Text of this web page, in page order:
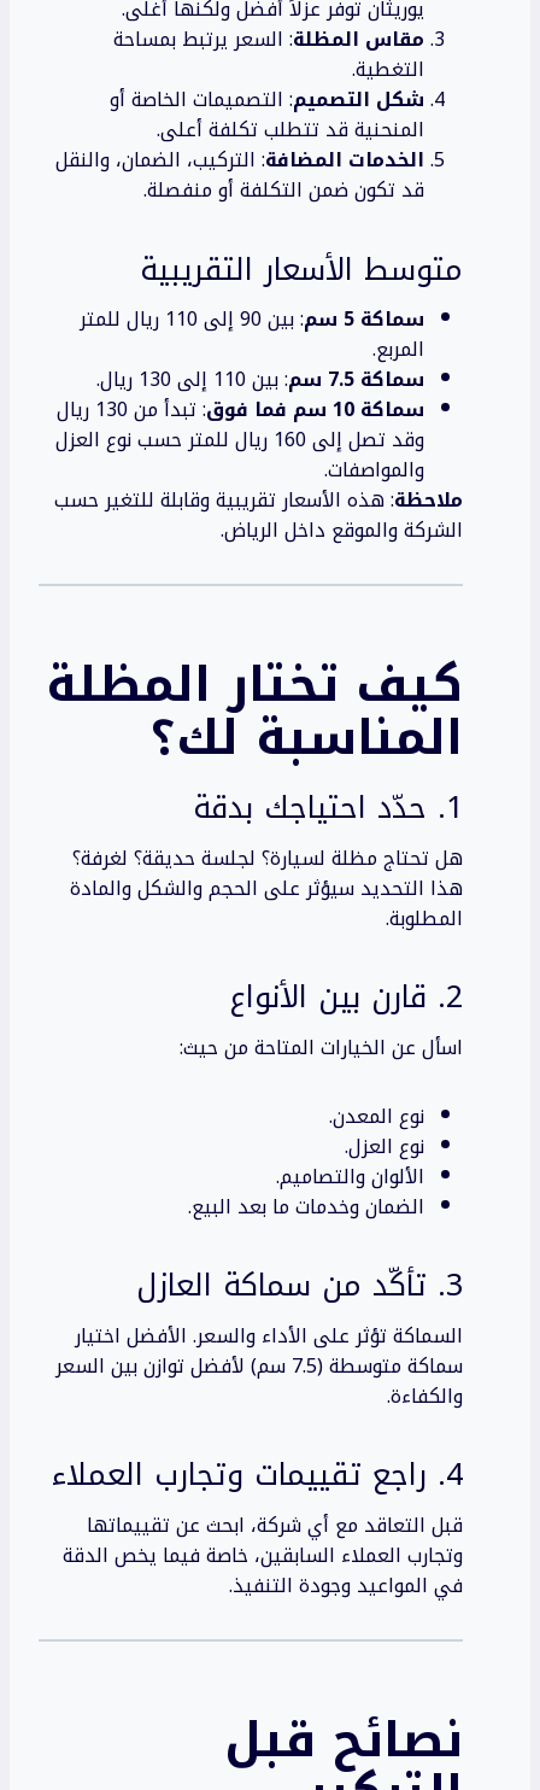
يوريثان توفر عزلاً أفضل ولكنها أغلى.
مقاس المظلة: السعر يرتبط بمساحة
التغطية.
شكل التصميم: التصميمات الخاصة أو
المنحنية قد تتطلب تكلفة أعلى.
الخدمات المضافة: التركيب، الضمان، والنقل
قد تكون ضمن التكلفة أو منفصلة.
متوسط الأسعار التقريبية
سماكة 5 سم
: بين 90 إلى 110 ريال للمتر
المربع.
سماكة 7.5 سم
: بين 110 إلى 130 ريال.
سماكة 10 سم فما فوق
: تبدأ من 130 ريال
وقد تصل إلى 160 ريال للمتر حسب نوع العزل
والمواصفات.
ملاحظة: هذه الأسعار تقريبية وقابلة للتغير حسب
الشركة والموقع داخل الرياض.
كيف تختار المظلة
المناسبة لك؟
1. حدّد احتياجك بدقة
هل تحتاج مظلة لسيارة؟ لجلسة حديقة؟ لغرفة؟
هذا التحديد سيؤثر على الحجم والشكل والمادة
المطلوبة.
2. قارن بين الأنواع
اسأل عن الخيارات المتاحة من حيث:
نوع المعدن.
نوع العزل.
الألوان والتصاميم.
الضمان وخدمات ما بعد البيع.
3. تأكّد من سماكة العازل
السماكة تؤثر على الأداء والسعر. الأفضل اختيار
سماكة متوسطة (7.5 سم) لأفضل توازن بين السعر
والكفاءة.
4. راجع تقييمات وتجارب العملاء
قبل التعاقد مع أي شركة، ابحث عن تقييماتها
وتجارب العملاء السابقين، خاصة فيما يخص الدقة
في المواعيد وجودة التنفيذ.
نصائح قبل